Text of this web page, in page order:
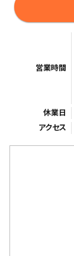
営業時間
休業日
アクセス